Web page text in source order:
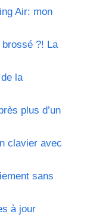
Air: mon
?! La
la
plus d’un
clavier avec
sans
à jour